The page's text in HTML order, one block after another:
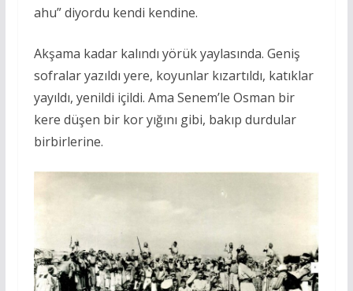
ahu” diyordu kendi kendine.
Akşama kadar kalındı yörük yaylasında. Geniş
sofralar yazıldı yere, koyunlar kızartıldı, katıklar
yayıldı, yenildi içildi. Ama Senem’le Osman bir
kere düşen bir kor yığını gibi, bakıp durdular
birbirlerine.